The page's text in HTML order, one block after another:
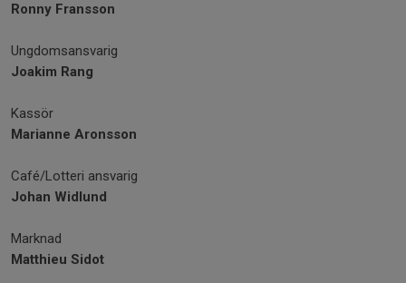
Ronny Fransson
Ungdomsansvarig
Joakim Rang
Kassör
Marianne Aronsson
Café/Lotteri ansvarig
Johan Widlund
Marknad
Matthieu Sidot